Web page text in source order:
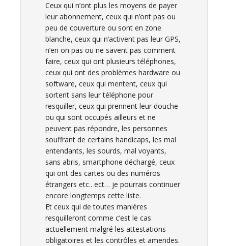
Ceux qui n’ont plus les moyens de payer
leur abonnement, ceux qui n’ont pas ou
peu de couverture ou sont en zone
blanche, ceux qui n’activent pas leur GPS,
n’en on pas ou ne savent pas comment
faire, ceux qui ont plusieurs téléphones,
ceux qui ont des problèmes hardware ou
software, ceux qui mentent, ceux qui
sortent sans leur téléphone pour
resquiller, ceux qui prennent leur douche
ou qui sont occupés ailleurs et ne
peuvent pas répondre, les personnes
souffrant de certains handicaps, les mal
entendants, les sourds, mal voyants,
sans abris, smartphone déchargé, ceux
qui ont des cartes ou des numéros
étrangers etc.. ect… je pourrais continuer
encore longtemps cette liste.
Et ceux qui de toutes manières
resquilleront comme c’est le cas
actuellement malgré les attestations
obligatoires et les contrôles et amendes.